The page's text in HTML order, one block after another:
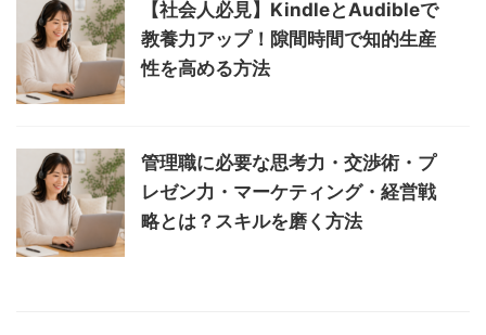
【社会人必見】KindleとAudibleで
教養力アップ！隙間時間で知的生産
性を高める方法
管理職に必要な思考力・交渉術・プ
レゼン力・マーケティング・経営戦
略とは？スキルを磨く方法